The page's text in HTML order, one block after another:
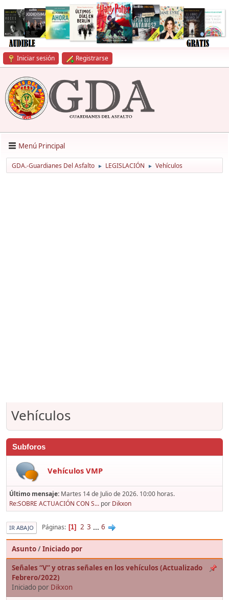
Iniciar sesión Registrarse
Menú Principal
GDA.-Guardianes Del Asfalto ► LEGISLACIÓN ► Vehículos
Vehículos
Subforos
Vehículos VMP
Último mensaje: Martes 14 de Julio de 2026. 10:00 horas.
Re:SOBRE ACTUACIÓN CON S... por Dikxon
IR ABAJO Páginas 1 2 3 ... 6
Asunto/Iniciado por
Señales “V” y otras señales en los vehículos (Actualizado
Febrero/2022)
Iniciado por Dikxon